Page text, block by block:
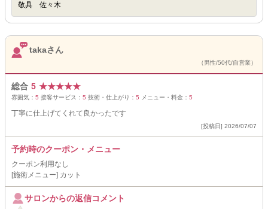
敬具 佐々木
takaさん
（男性/50代/自営業）
総合 5 ★★★★★
雰囲気： 5 接客サービス： 5 技術・仕上がり： 5 メニュー・料金： 5
丁寧に仕上げてくれて良かったです
[投稿日] 2026/07/07
予約時のクーポン・メニュー
クーポン利用なし
[施術メニュー] カット
サロンからの返信コメント